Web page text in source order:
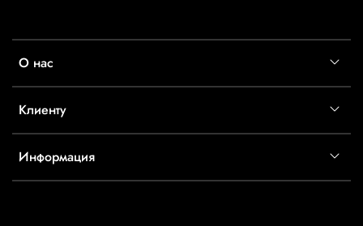
О нас
Клиенту
Информация